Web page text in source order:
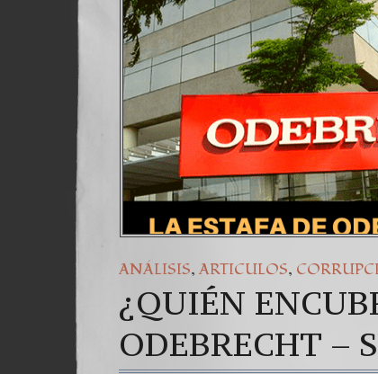
7.
ANÁLISIS, ARTICULOS,
¿QUIÉN
ODEBRECHT –